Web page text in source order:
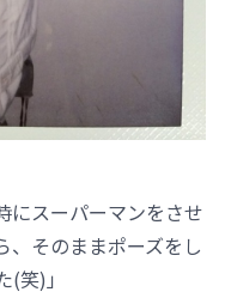
にスーパーマンをさせ
、そのままポーズをし
笑)」